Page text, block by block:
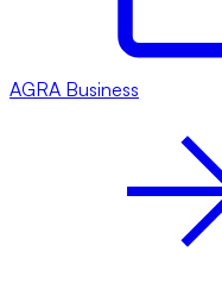
AGRA Business